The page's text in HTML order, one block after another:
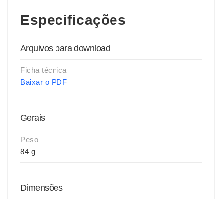
Especificações
Arquivos para download
Ficha técnica
Baixar o PDF
Gerais
Peso
84 g
Dimensões